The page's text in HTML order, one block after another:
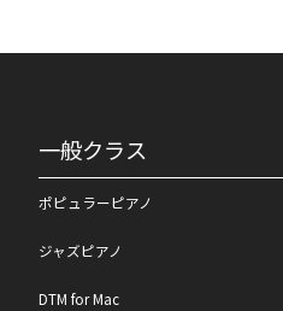
一般クラス
ポピュラーピアノ
ジャズピアノ
DTM for Mac